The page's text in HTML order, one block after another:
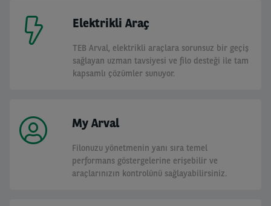
Elektrikli Araç
TEB Arval, elektrikli araçlara sorunsuz bir geçiş
sağlayan uzman tavsiyesi ve filo desteği ile tam
kapsamlı çözümler sunuyor.
My Arval
Filonuzu yönetmenin yanı sıra temel
performans göstergelerine erişebilir ve
araçlarınızın kontrolünü sağlayabilirsiniz.